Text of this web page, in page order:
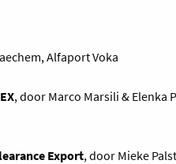
Alfaport Voka
, door Marco Marsili & Elenka
Export, door Mieke